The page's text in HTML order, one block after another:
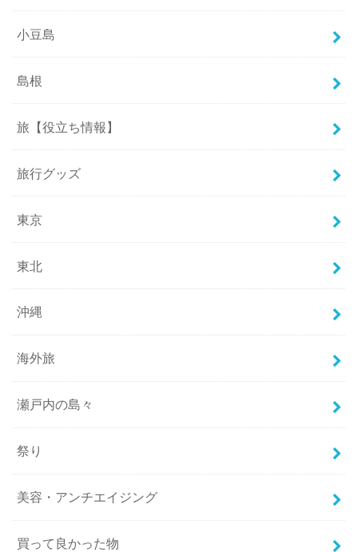
小豆島
島根
旅【役立ち情報】
旅行グッズ
東京
東北
沖縄
海外旅
瀬戸内の島々
祭り
美容・アンチエイジング
買って良かった物